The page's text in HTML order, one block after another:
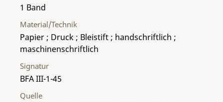
1 Band
Material/Technik
Papier ; Druck ; Bleistift ; handschriftlich ;
maschinenschriftlich
Signatur
BFA III-1-45
Quelle